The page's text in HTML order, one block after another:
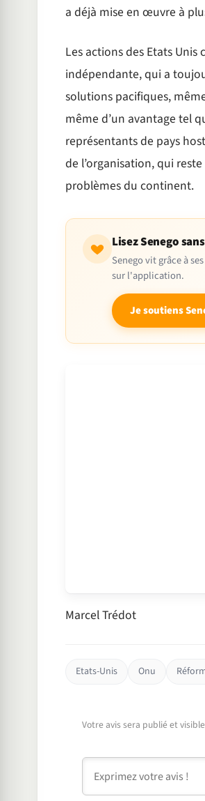
a déjà mise en œuvre à
Les actions des Etats
indépendante, qui a
solutions pacifiques,
même d’un avantage tel
représentants de pays
de l’organisation, qui
problèmes du continent.
Lisez Senego
Senego vit grâce à
sur l'application.
Je soutiens
Marcel Trédot
Etats-Unis Onu
Votre avis sera publié et
Commentaire